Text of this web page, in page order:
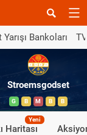
Yarışı Bankoları
Stroemsgodset
G B M B B
Haritası
Yeni